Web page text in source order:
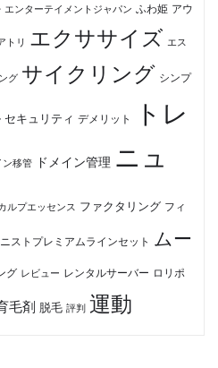
エンターテイメントジャパン ふわ姫 アウ
トリ エクササイズ エス
グ サイクリング シンプ
セキュリティ デメリット
トレ
ン移管 ドメイン管理 ニュ
ルプエッセンス ファクタリング フィ
ストプレミアムラインセット ムー
グ レビュー レンタルサーバー ロリポ
毛剤 脱毛 評判 運動